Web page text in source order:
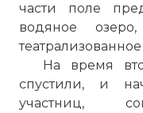
части поле
водяное
На время
спустили, и
участниц,